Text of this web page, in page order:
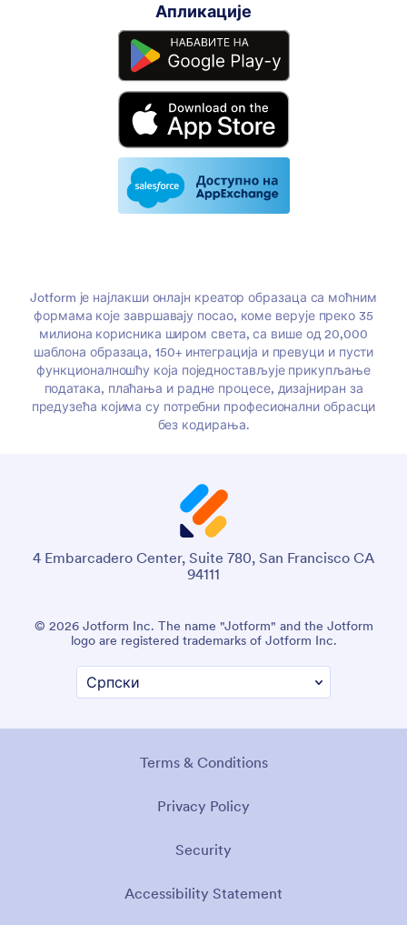
Апликације
Jotform је најлакши онлајн креатор образаца са моћним
формама које завршавају посао, коме верује преко 35
милиона корисника широм света, са више од 20,000
шаблона образаца, 150+ интеграција и превуци и пусти
функционалношћу која поједностављује прикупљање
података, плаћања и радне процесе, дизајниран за
предузећа којима су потребни професионални обрасци
без кодирања.
4 Embarcadero Center, Suite 780, San Francisco CA
94111
© 2026 Jotform Inc. The name "Jotform" and the Jotform
logo are registered trademarks of Jotform Inc.
Terms & Conditions
Privacy Policy
Security
Accessibility Statement